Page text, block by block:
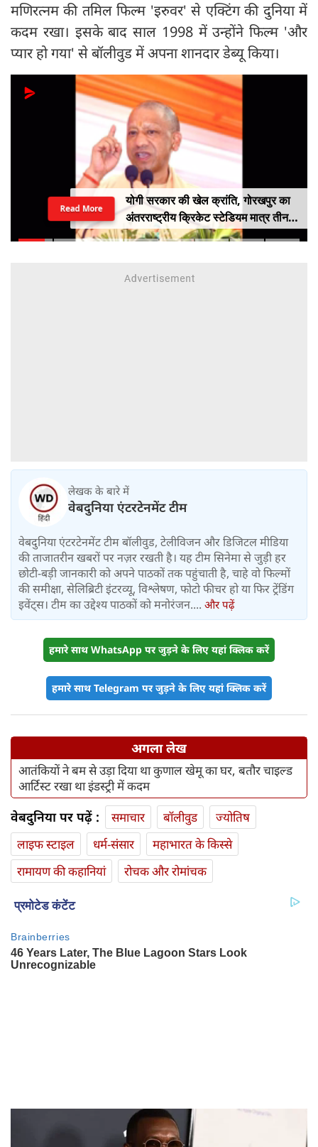
मणिरत्नम की तमिल फिल्म 'इरुवर' से एक्टिंग की दुनिया में
कदम रखा। इसके बाद साल 1998 में उन्होंने फिल्म 'और
प्यार हो गया' से बॉलीवुड में अपना शानदार डेब्यू किया।
योगी सरकार की खेल क्रांति, गोरखपुर का
अंतरराष्ट्रीय क्रिकेट स्टेडियम मात्र तीन
महीने में लगभग 20% तैयार
Read More
लेखक के बारे में
वेबदुनिया एंटरटेनमेंट टीम
वेबदुनिया एंटरटेनमेंट टीम बॉलीवुड, टेलीविजन और डिजिटल मीडिया
की ताजातरीन खबरों पर नज़र रखती है। यह टीम सिनेमा से जुड़ी हर
छोटी-बड़ी जानकारी को अपने पाठकों तक पहुंचाती है, चाहे वो फिल्मों
की समीक्षा, सेलिब्रिटी इंटरव्यू, विश्लेषण, फोटो फीचर हो या फिर ट्रेंडिंग
इवेंट्स। टीम का उद्देश्य पाठकों को मनोरंजन.... और पढ़ें
हमारे साथ WhatsApp पर जुड़ने के लिए यहां क्लिक करें
हमारे साथ Telegram पर जुड़ने के लिए यहां क्लिक करें
अगला लेख
आतंकियों ने बम से उड़ा दिया था कुणाल खेमू का घर, बतौर चाइल्ड
आर्टिस्ट रखा था इंडस्ट्री में कदम
वेबदुनिया पर पढ़ें : समाचार बॉलीवुड
ज्योतिष
लाइफ स्‍टाइल
धर्म-संसार
महाभारत के किस्से
रामायण की कहानियां
रोचक और रोमांचक